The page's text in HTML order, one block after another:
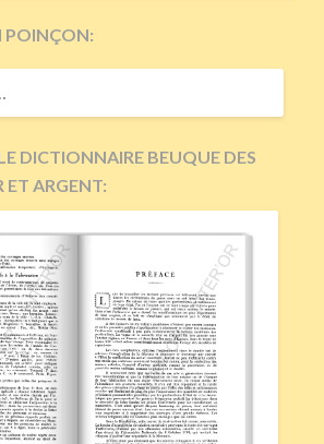
POINÇON:
DICTIONNAIRE BEUQUE DES
ET ARGENT: